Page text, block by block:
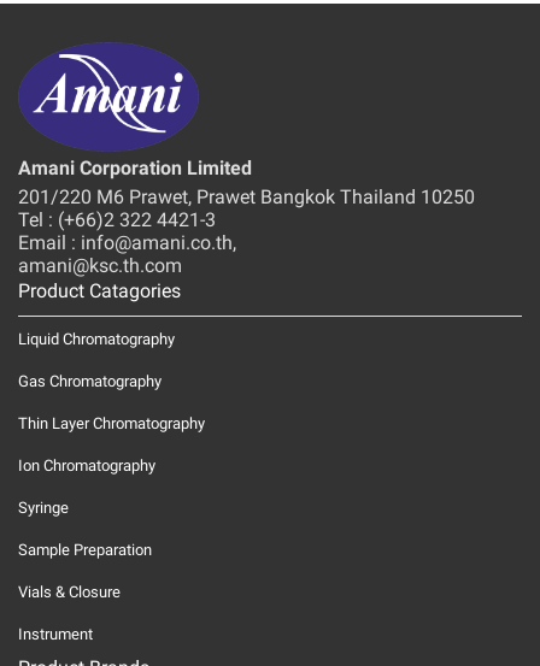
Amani Corporation Limited
201/220 M6 Prawet, Prawet Bangkok Thailand 10250
Tel : (+66)2 322 4421-3
Email : info@amani.co.th,
amani@ksc.th.com
Product Catagories
Liquid Chromatography
Gas Chromatography
Thin Layer Chromatography
Ion Chromatography
Syringe
Sample Preparation
Vials & Closure
Instrument